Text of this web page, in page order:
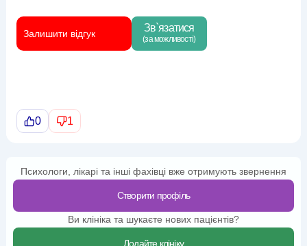
Залишити відгук Зв`язатися
(за можливості)
0 1
Психологи, лікарі та інші фахівці вже отримують звернення
Створити профіль
Ви клініка та шукаєте нових пацієнтів?
Додайте клініку